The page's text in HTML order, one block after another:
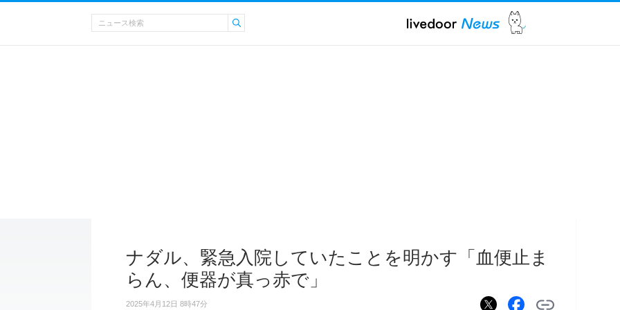
ナダル、緊急入院していたことを明かす「血便止ま
らん、便器が真っ赤で」
2025年4月12日 8時47分